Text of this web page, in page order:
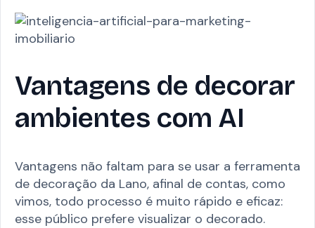
Vantagens de decorar
ambientes com AI
Vantagens não faltam para se usar a ferramenta
de decoração da Lano, afinal de contas, como
vimos, todo processo é muito rápido e eficaz:
esse público prefere visualizar o decorado.